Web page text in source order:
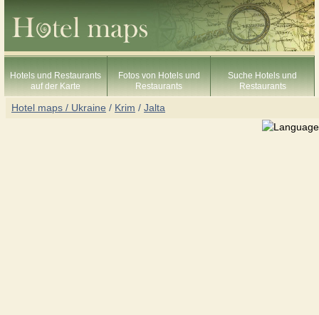
Hotels und Restaurants
auf der Karte
Fotos von Hotels und
Restaurants
Suche Hotels und
Restaurants
Hotel maps / Ukraine / Krim / Jalta